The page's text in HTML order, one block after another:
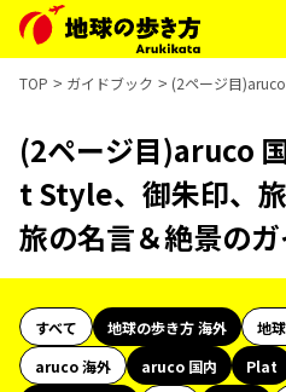
TOP ガイドブック (2ページ目
(2ページ目)aruco
t Style、御朱印、
旅の名言＆絶景の
すべて 地球の歩き方 海外
地
aruco 海外
aruco 国内 Plat